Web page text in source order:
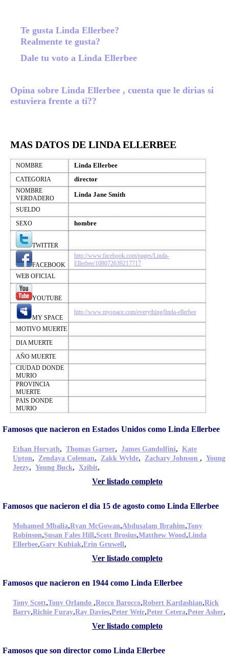
Te gusta Linda Ellerbee?
Realmente te gusta?
Dale tu voto a Linda Ellerbee
Opina sobre Linda Ellerbee , cuenta que le dirias si
estuviera frente a ti??
MAS DATOS DE LINDA ELLERBEE
NOMBRE Linda Ellerbee
CATEGORIA director
NOMBRE
VERDADERO
Linda Jane Smith
SUELDO
SEXO
hombre
TWITTER
FACEBOOK
http://www.facebook.com/pages/Linda-
Ellerbee/108072639217717
WEB OFICIAL
YOUTUBE
MY SPACE
http://www.myspace.com/everything/linda-ellerbee
MOTIVO MUERTE
DIA MUERTE
AÑO MUERTE
CIUDAD DONDE
MURIO
PROVINCIA
MUERTE
PAIS DONDE
MURIO
Famosos que nacieron en Estados Unidos como Linda Ellerbee
Ethan Horvath, Thomas Garner, James Gandolfini, Kate
Upton, Zendaya Coleman, Zakk Wylde, Zachary Johnson , Young
Jeezy, Young Buck, Xzibit,
Ver listado completo
Famosos que nacieron el dia 15 de agosto como Linda Ellerbee
Mohamed Mbalia,Ryan McGowan,Abdusalam Ibrahim,Tony
Robinson,Susan Fales Hill,Scott Brosius,Matthew Wood,Linda
Ellerbee,Gary Kubiak,Erin Gruwell,
Ver listado completo
Famosos que nacieron en 1944 como Linda Ellerbee
Tony Scott,Tony Orlando ,Rocco Barocco,Robert Kardashian,Rick
Barry,Richie Furay,Ray Davies,Peter Weir,Peter Cetera,Peter Asher,
Ver listado completo
Famosos que son director como Linda Ellerbee